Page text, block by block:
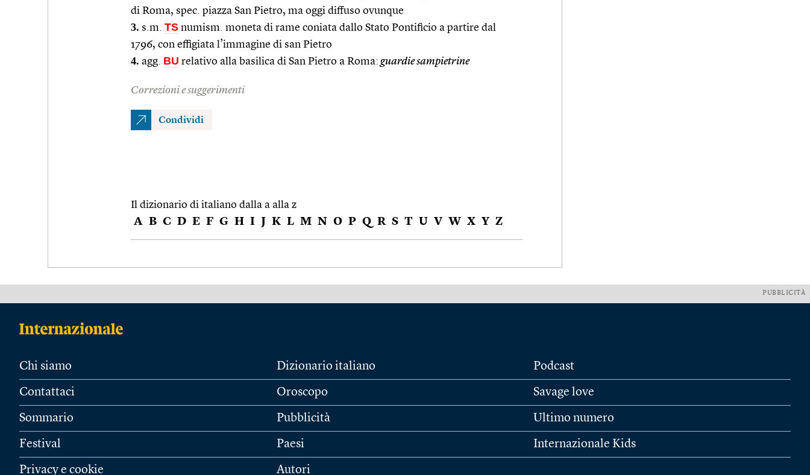
di Roma, spec. piazza San Pietro, ma oggi diffuso ovunque
3. s.m. TS numism. moneta di rame coniata dallo Stato Pontificio a partire dal
1796, con effigiata l’immagine di san Pietro
4. agg. BU relativo alla basilica di San Pietro a Roma: guardie sampietrine
Correzioni e suggerimenti
Condividi
Il dizionario di italiano dalla a alla z
A B C D E F G H I J K L M N O P Q R S T U V W X Y Z
PUBBLICITÀ
Chi siamo
Contattaci
Sommario
Festival
Privacy e cookie
Dizionario italiano
Oroscopo
Pubblicità
Paesi
Autori
Podcast
Savage love
Ultimo numero
Internazionale Kids